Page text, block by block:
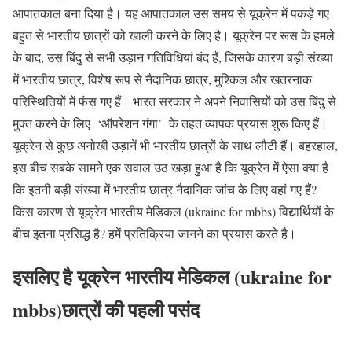
आपातकाल बना दिया है। यह आपातकाल उस समय से यूक्रेन में पकड़े गए
बहुत से भारतीय छात्रों को खाली करने के लिए है। यूक्रेन पर रूस के हमले
के बाद, उस बिंदु से सभी उड़ान गतिविधियां बंद हैं, जिसके कारण बड़ी संख्या
में भारतीय छात्र, विशेष रूप से नैदानिक ​​​​छात्र, मुश्किल और खतरनाक
परिस्थितियों में फंस गए हैं। भारत सरकार ने अपने निवासियों को उस बिंदु से
मुक्त करने के लिए ‘ऑपरेशन गंगा’ के तहत व्यापक प्रयास शुरू किए हैं।
यूक्रेन से कुछ अनोखी उड़ानें भी भारतीय छात्रों के साथ लौटी हैं। बहरहाल,
इस बीच सबके सामने एक सवाल उठ खड़ा हुआ है कि यूक्रेन में ऐसा क्या है
कि इतनी बड़ी संख्या में भारतीय छात्र नैदानिक ​​जांच के लिए वहां गए हैं?
किस कारण से यूक्रेन भारतीय मेडिकल (ukraine for mbbs) ​​​​विद्यार्थियों के
बीच इतना प्रसिद्ध है? हमें प्रतिक्रिया जानने का प्रयास करते है।
इसलिए है यूक्रेन भारतीय मेडिकल (ukraine for
mbbs)छात्रों की पहली पसंद